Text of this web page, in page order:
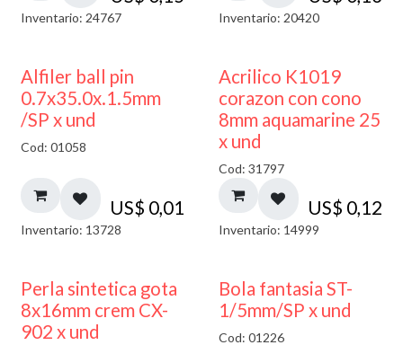
Inventario: 24767 Inventario: 20420
Alfiler ball pin
0.7x35.0x.1.5mm
/SP x und
Cod: 01058
US$ 0,01
Inventario: 13728
Acrilico K1019
corazon con cono
8mm aquamarine 25
x und
Cod: 31797
US$ 0,12
Inventario: 14999
Perla sintetica gota
8x16mm crem CX-
902 x und
Bola fantasia ST-
1/5mm/SP x und
Cod: 01226